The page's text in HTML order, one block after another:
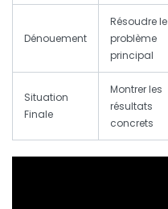
Dénouement
Résoudre le
problème
principal
Situation
Finale
Montrer les
résultats
concrets